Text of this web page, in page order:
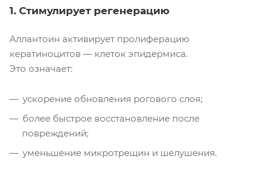
1. Стимулирует регенерацию
Аллантоин активирует пролиферацию
кератиноцитов — клеток эпидермиса.
Это означает:
ускорение обновления рогового слоя;
более быстрое восстановление после
повреждений;
уменьшение микротрещин и шелушения.